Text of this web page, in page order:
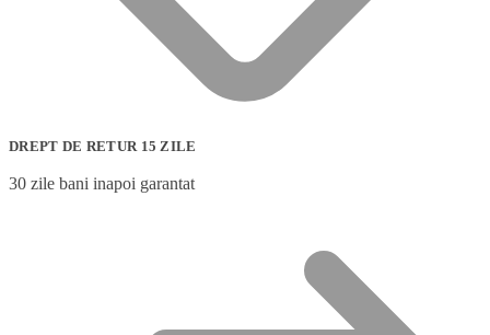
DREPT DE RETUR 15 ZILE
30 zile bani inapoi garantat